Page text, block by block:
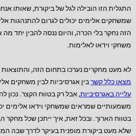
התגלית הזו הובילה לגל של ביקורת, שאותו
שמשחקים אלימים יכולים לגרום להתנהגות
הזה נחקר בלי הכרה, והיום ננסה להבין יחד מה
משחקי וידאו לאלימות.
לא מעט מחקרים נערכו בתחום הזה,
מצאו כלל קשרבין אגרסיביות לבין משחקים
עלייה באגרסיביות, אבל רק בטווח הקצר. נכון
משמעותיים שמראים שמשחקי וידאו אלימים
בטווח הארוך. ובכל זאת, איך ייתכן שכל מחקר
שלא מעט ביקורת מופנית בעיקר לדרך שבה